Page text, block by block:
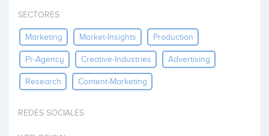
Invertir
SECTORES
Marketing Market-Insights Production
Pr-Agency Creative-Industries Advertising
Research Content-Marketing
REDES SOCIALES